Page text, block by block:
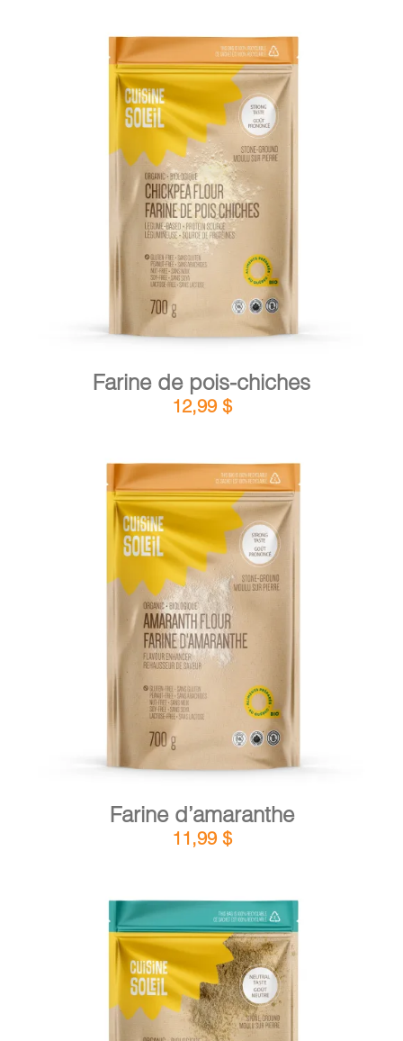
AJOUTER AU PANIER DÉTAILS
Farine de pois-chiches
12,99 $
AJOUTER AU PANIER /
Farine d’amaranthe
11,99 $